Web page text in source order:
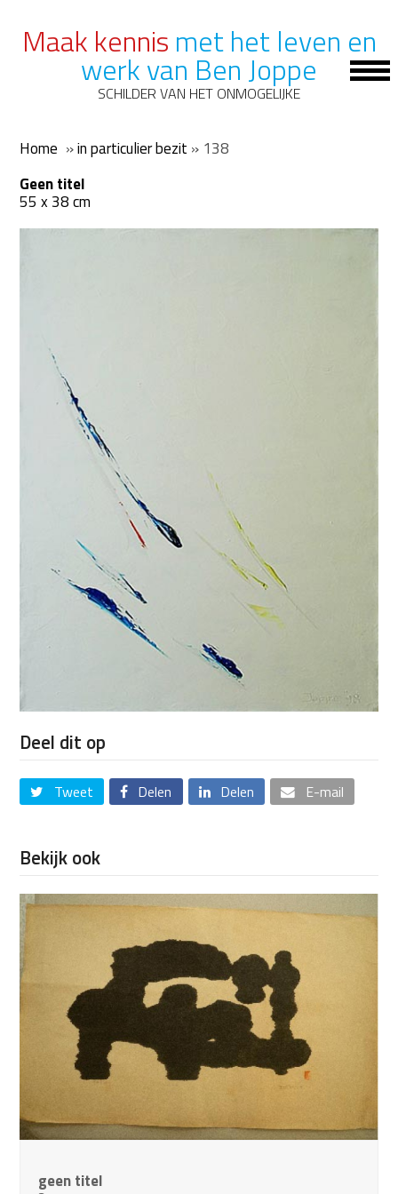
Maak kennis met het leven en
werk van Ben Joppe
SCHILDER VAN HET ONMOGELIJKE
Home »in particulier bezit » 138
Geen titel
55 x 38 cm
Deel dit op
Tweet Delen Delen E-mail
Bekijk ook
geen titel